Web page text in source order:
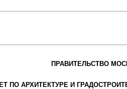
ПРАВИТЕЛЬСТВО
ПО АРХИТЕКТУРЕ И